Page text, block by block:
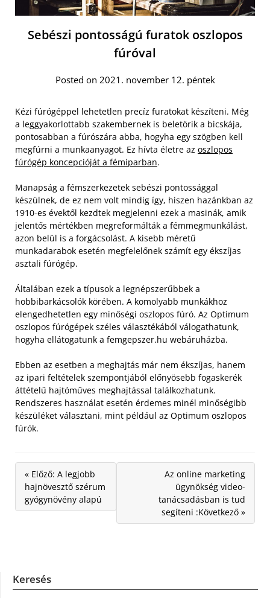
Sebészi pontosságú furatok oszlopos
fúróval
Posted on 2021. november 12. péntek
Kézi fúrógéppel lehetetlen precíz furatokat készíteni. Még
a leggyakorlottabb szakembernek is beletörik a bicskája,
pontosabban a fúrószára abba, hogyha egy szögben kell
megfúrni a munkaanyagot. Ez hívta életre az oszlopos
fúrógép koncepcióját a fémiparban.
Manapság a fémszerkezetek sebészi pontossággal
készülnek, de ez nem volt mindig így, hiszen hazánkban az
1910-es évektől kezdtek megjelenni ezek a masinák, amik
jelentős mértékben megreformálták a fémmegmunkálást,
azon belül is a forgácsolást. A kisebb méretű
munkadarabok esetén megfelelőnek számít egy ékszíjas
asztali fúrógép.
Általában ezek a típusok a legnépszerűbbek a
hobbibarkácsolók körében. A komolyabb munkákhoz
elengedhetetlen egy minőségi oszlopos fúró. Az Optimum
oszlopos fúrógépek széles választékából válogathatunk,
hogyha ellátogatunk a femgepszer.hu webáruházba.
Ebben az esetben a meghajtás már nem ékszíjas, hanem
az ipari feltételek szempontjából előnyösebb fogaskerék
áttételű hajtóműves meghajtással találkozhatunk.
Rendszeres használat esetén érdemes minél minőségibb
készüléket választani, mint például az Optimum oszlopos
fúrók.
« Előző: A legjobb
hajnövesztő szérum
gyógynövény alapú
Az online marketing
ügynökség video-
tanácsadásban is tud
segíteni :Következő »
Keresés